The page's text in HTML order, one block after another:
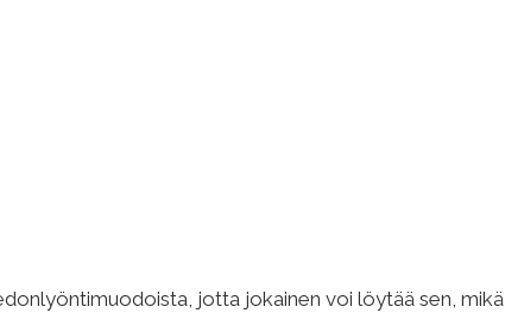
jotta jokainen voi löytää sen, mikä